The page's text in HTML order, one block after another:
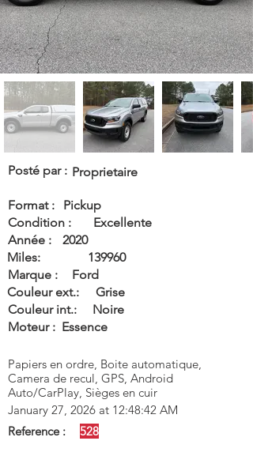
Posté par : Proprietaire
Format :
Pickup
Condition :
Excellente
Année :
2020
Miles:
139960
Marque :
Ford
Couleur ext.:
Grise
Couleur int.:
Noire
Moteur : Essence
Papiers en ordre, Boite automatique,
Camera de recul, GPS, Android
Auto/CarPlay, Sièges en cuir
January 27, 2026 at 12:48:42 AM
Reference :
528